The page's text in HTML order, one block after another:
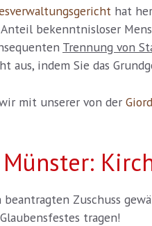
hat
bekenntnisloser
Trennung von
aus, indem Sie das
mit unserer von der
Zuschuss
tragen!